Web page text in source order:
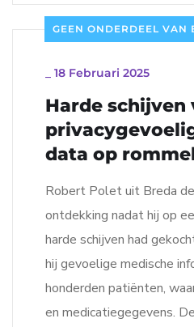
GEEN ONDERDEEL VAN
18 Februari 2025
Harde schijven
data op
Robert Polet uit Breda
ontdekking nadat hij op
harde schijven had
hij gevoelige medische
honderden patiënten,
en medicatiegegevens.